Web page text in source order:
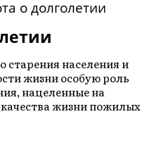
старения населения и
жизни особую роль
нацеленные на
жизни пожилых